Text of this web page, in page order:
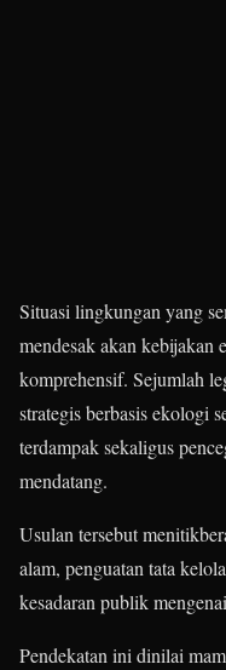
Situasi lingkungan yang
mendesak akan kebijakan
komprehensif. Sejumlah
strategis berbasis ekologi
terdampak sekaligus
mendatang.
Usulan tersebut
alam, penguatan tata
kesadaran publik
Pendekatan ini dinilai